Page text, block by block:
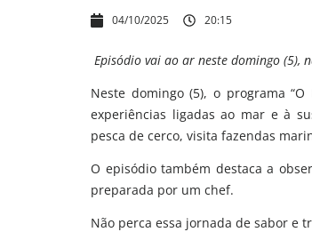
04/10/2025 20:15
Episódio vai ao ar neste domingo (5),
Neste domingo (5), o programa
experiências ligadas ao mar e à
pesca de cerco, visita fazendas
O episódio também destaca a
preparada por um chef.
Não perca essa jornada de sabor e